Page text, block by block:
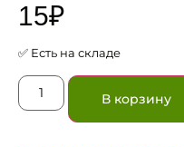
15₽
✅ Есть на складе
В корзину